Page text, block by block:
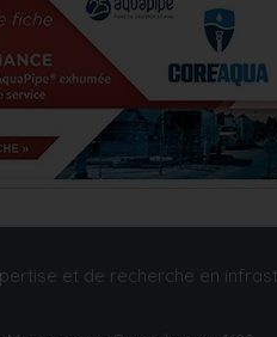
et de recherche en